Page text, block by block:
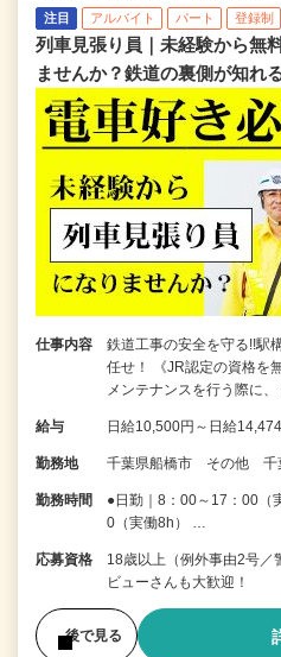
注目 アルバイト パート 登録制
列車見張り員｜未経験から無
ませんか？鉄道の裏側が知れ
仕事内容
鉄道工事の安全を守る!!駅
任せ！ 《JR認定の資格を
メンテナンスを行う際に、
給与 日給10,500円～日給
勤務地 千葉県船橋市 その他 千
勤務時間
●日勤｜8：00～17：00（
0（実働8h） …
応募資格
18歳以上（例外事由2号／
ビューさんも大歓迎！
後で見る